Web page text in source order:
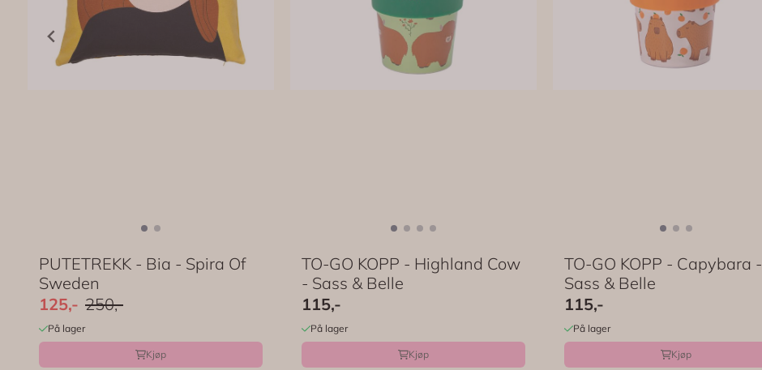
PUTETREKK - Bia - Spira Of
Sweden
125,- 250,-
På lager
Kjøp
TO-GO KOPP - Highland Cow
- Sass & Belle
115,-
På lager
Kjøp
TO-GO KOPP - Capybara -
Sass & Belle
115,-
På lager
Kjøp